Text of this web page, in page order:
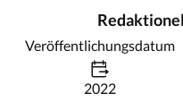
Veröffentlichungsdatum
2022